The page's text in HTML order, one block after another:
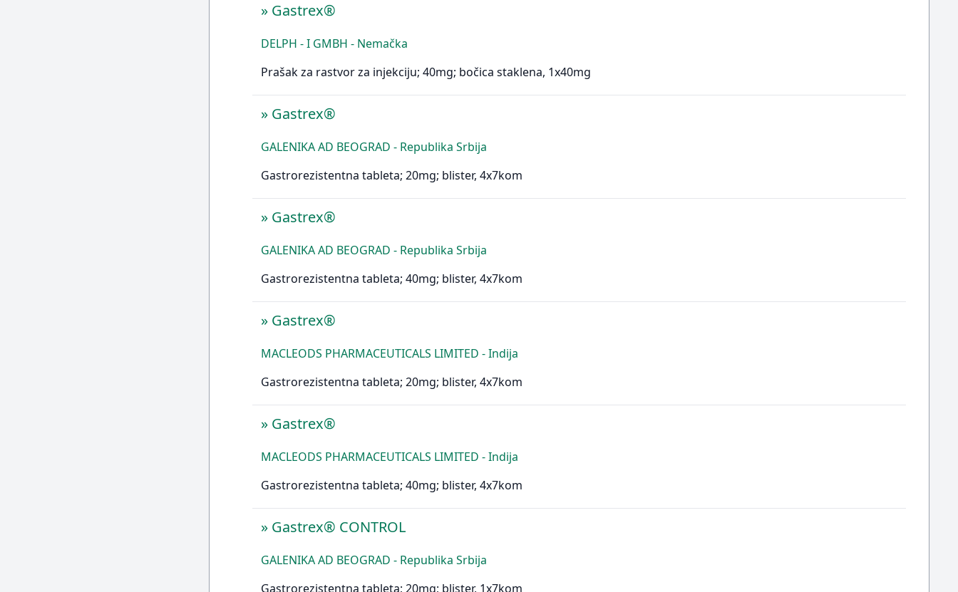
» Gastrex®
DELPH - I GMBH - Nemačka
Prašak za rastvor za injekciju; 40mg; bočica staklena, 1x40mg
» Gastrex®
GALENIKA AD BEOGRAD - Republika Srbija
Gastrorezistentna tableta; 20mg; blister, 4x7kom
» Gastrex®
GALENIKA AD BEOGRAD - Republika Srbija
Gastrorezistentna tableta; 40mg; blister, 4x7kom
» Gastrex®
MACLEODS PHARMACEUTICALS LIMITED - Indija
Gastrorezistentna tableta; 20mg; blister, 4x7kom
» Gastrex®
MACLEODS PHARMACEUTICALS LIMITED - Indija
Gastrorezistentna tableta; 40mg; blister, 4x7kom
» Gastrex® CONTROL
GALENIKA AD BEOGRAD - Republika Srbija
Gastrorezistentna tableta; 20mg; blister, 1x7kom